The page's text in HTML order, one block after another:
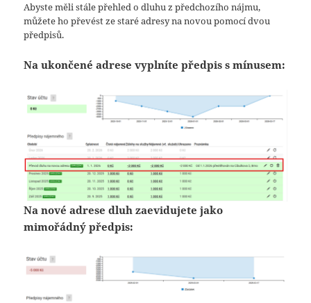
Abyste měli stále přehled o dluhu z předchozího nájmu,
můžete ho převést ze staré adresy na novou pomocí dvou
předpisů.
Na ukončené adrese vyplníte předpis s mínusem:
Na nové adrese dluh zaevidujete jako
mimořádný předpis: